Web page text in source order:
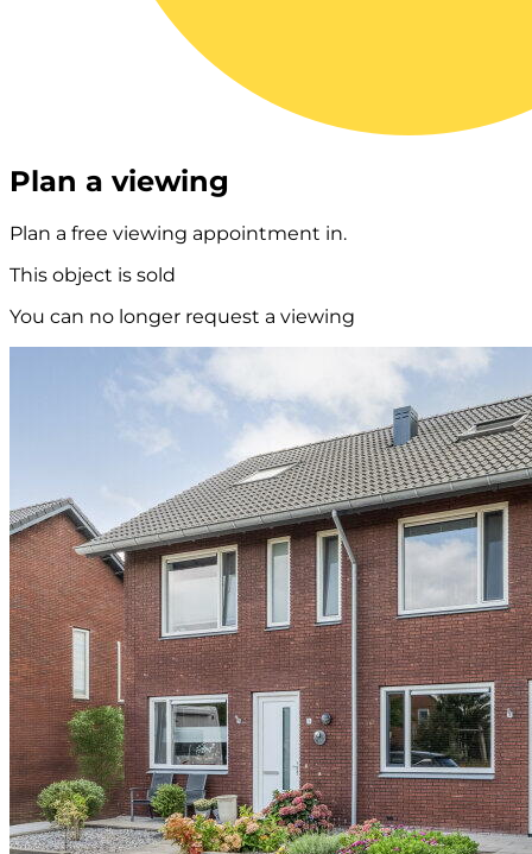
Plan a viewing
Plan a free viewing appointment in.
This object is sold
You can no longer request a viewing